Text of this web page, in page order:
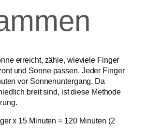
erreicht, zähle, wieviele Finger
und Sonne passen. Jeder Finger
vor Sonnenuntergang. Da
breit sind, ist diese Methode
x 15 Minuten = 120 Minuten (2